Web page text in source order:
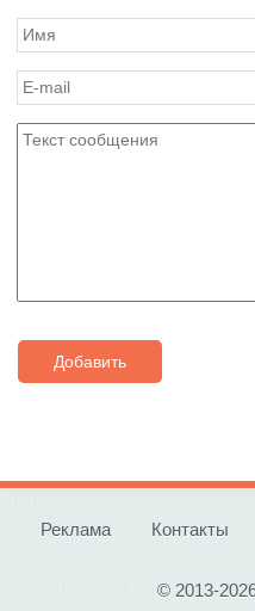
Добавить
Реклама Контакты
© 2013-